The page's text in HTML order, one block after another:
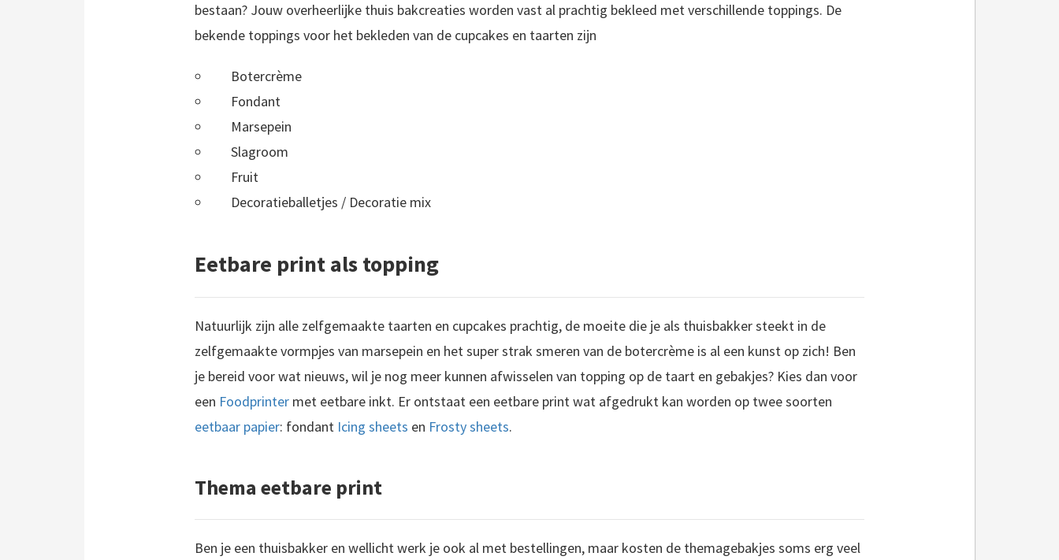
bestaan? Jouw overheerlijke thuis bakcreaties worden vast al prachtig bekleed met verschillende toppings. De
bekende toppings voor het bekleden van de cupcakes en taarten zijn
Botercrème
Fondant
Marsepein
Slagroom
Fruit
Decoratieballetjes / Decoratie mix
Eetbare print als topping
Natuurlijk zijn alle zelfgemaakte taarten en cupcakes prachtig, de moeite die je als thuisbakker steekt in de
zelfgemaakte vormpjes van marsepein en het super strak smeren van de botercrème is al een kunst op zich! Ben
je bereid voor wat nieuws, wil je nog meer kunnen afwisselen van topping op de taart en gebakjes? Kies dan voor
een Foodprinter met eetbare inkt. Er ontstaat een eetbare print wat afgedrukt kan worden op twee soorten
eetbaar papier: fondant Icing sheets en Frosty sheets.
Thema eetbare print
Ben je een thuisbakker en wellicht werk je ook al met bestellingen, maar kosten de themagebakjes soms erg veel